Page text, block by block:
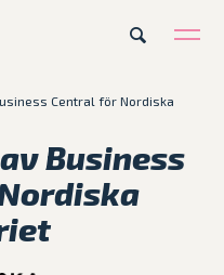
Central för Nordiska
Business